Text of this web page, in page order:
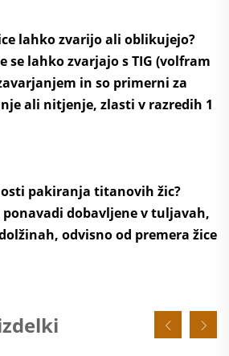
lahko zvarijo ali oblikujejo?
se lahko zvarjajo s TIG (volfram
in so primerni za
ali nitjenje, zlasti v razredih 1
pakiranja titanovih žic?
ponavadi dobavljene v tuljavah,
odvisno od premera žice